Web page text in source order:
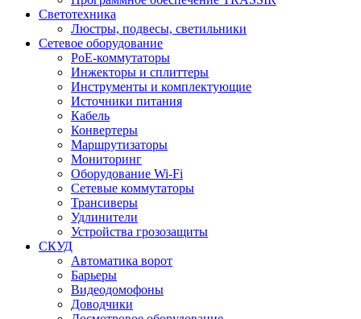
Светотехника
Люстры, подвесы, светильники
Сетевое оборудование
PoE-коммутаторы
Инжекторы и сплиттеры
Инструменты и комплектующие
Источники питания
Кабель
Конвертеры
Маршрутизаторы
Мониторинг
Оборудование Wi-Fi
Сетевые коммутаторы
Трансиверы
Удлинители
Устройства грозозащиты
СКУД
Автоматика ворот
Барьеры
Видеодомофоны
Доводчики